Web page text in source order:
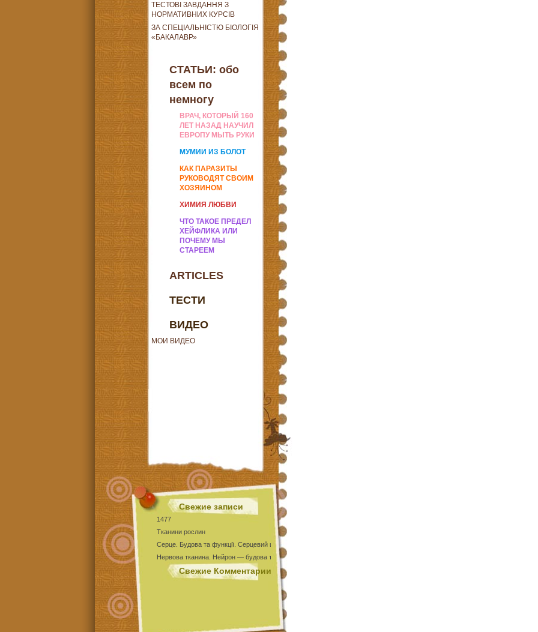
ТЕСТОВІ ЗАВДАННЯ З
НОРМАТИВНИХ КУРСІВ
ЗА СПЕЦІАЛЬНІСТЮ БІОЛОГІЯ
«БАКАЛАВР»
СТАТЬИ: обо
всем по
немногу
ВРАЧ, КОТОРЫЙ 160
ЛЕТ НАЗАД НАУЧИЛ
ЕВРОПУ МЫТЬ РУКИ
МУМИИ ИЗ БОЛОТ
КАК ПАРАЗИТЫ
РУКОВОДЯТ СВОИМ
ХОЗЯИНОМ
ХИМИЯ ЛЮБВИ
ЧТО ТАКОЕ ПРЕДЕЛ
ХЕЙФЛИКА ИЛИ
ПОЧЕМУ МЫ
СТАРЕЕМ
ARTICLES
ТЕСТИ
ВИДЕО
МОИ ВИДЕО
Свежие записи
1477
Тканини рослин
Серце. Будова та функції. Серцевий цикл
Нервова тканина. Нейрон — будова та функції
Тест Епітеліальні тканини
Свежие Комментарии